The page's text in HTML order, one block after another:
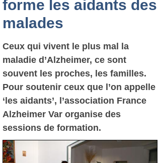
forme les aidants des
malades
Ceux qui vivent le plus mal la
maladie d’Alzheimer, ce sont
souvent les proches, les familles.
Pour soutenir ceux que l’on appelle
‘les aidants’, l’association France
Alzheimer Var organise des
sessions de formation.